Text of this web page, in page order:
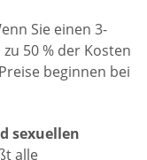
Sie einen 3-
50 % der Kosten
beginnen bei
sexuellen
alle